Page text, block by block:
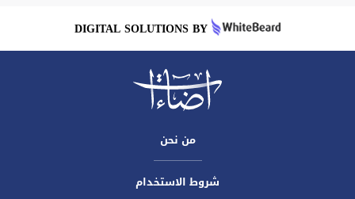
DIGITAL SOLUTIONS BY
من نحن
شروط الاستخدام